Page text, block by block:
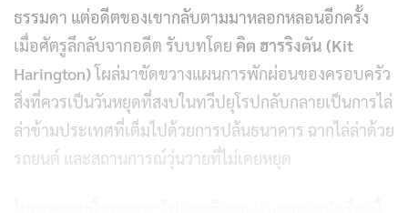
ธรรมดา แต่อดีตของเขากลับตามมาหลอกหลอนอีกครั้ง
เมื่อศัตรูลึกลับจากอดีต รับบทโดย คิต ฮารริงตัน (Kit
Harington)โผล่มาขัดขวางแผนการพักผ่อนของครอบครัว
สิ่งที่ควรเป็นวันหยุดที่สงบในทวีปยุโรปกลับกลายเป็นการไล่
ล่าข้ามประเทศที่เต็มไปด้วยการปล้นธนาคาร ฉากไล่ล่าด้วย
รถยนต์ และสถานการณ์วุ่นวายที่ไม่เคยหยุด